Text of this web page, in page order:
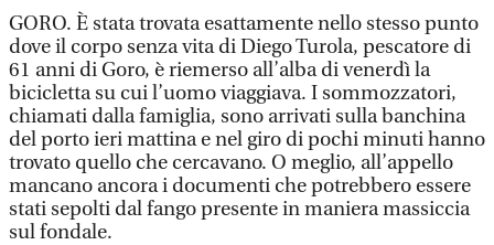
GORO. È stata trovata esattamente nello stesso punto
dove il corpo senza vita di Diego Turola, pescatore di
61 anni di Goro, è riemerso all’alba di venerdì la
bicicletta su cui l’uomo viaggiava. I sommozzatori,
chiamati dalla famiglia, sono arrivati sulla banchina
del porto ieri mattina e nel giro di pochi minuti hanno
trovato quello che cercavano. O meglio, all’appello
mancano ancora i documenti che potrebbero essere
stati sepolti dal fango presente in maniera massiccia
sul fondale.